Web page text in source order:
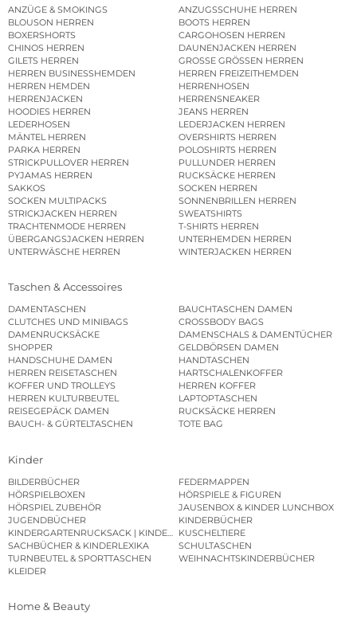
ANZÜGE & SMOKINGS
ANZUGSSCHUHE HERREN
BLOUSON HERREN
BOOTS HERREN
BOXERSHORTS
CARGOHOSEN HERREN
CHINOS HERREN
DAUNENJACKEN HERREN
GILETS HERREN
GROSSE GRÖSSEN HERREN
HERREN BUSINESSHEMDEN
HERREN FREIZEITHEMDEN
HERREN HEMDEN
HERRENHOSEN
HERRENJACKEN
HERRENSNEAKER
HOODIES HERREN
JEANS HERREN
LEDERHOSEN
LEDERJACKEN HERREN
MÄNTEL HERREN
OVERSHIRTS HERREN
PARKA HERREN
POLOSHIRTS HERREN
STRICKPULLOVER HERREN
PULLUNDER HERREN
PYJAMAS HERREN
RUCKSÄCKE HERREN
SAKKOS
SOCKEN HERREN
SOCKEN MULTIPACKS
SONNENBRILLEN HERREN
STRICKJACKEN HERREN
SWEATSHIRTS
TRACHTENMODE HERREN
T-SHIRTS HERREN
ÜBERGANGSJACKEN HERREN
UNTERHEMDEN HERREN
UNTERWÄSCHE HERREN
WINTERJACKEN HERREN
Taschen & Accessoires
DAMENTASCHEN
BAUCHTASCHEN DAMEN
CLUTCHES UND MINIBAGS
CROSSBODY BAGS
DAMENRUCKSÄCKE
DAMENSCHALS & DAMENTÜCHER
SHOPPER
GELDBÖRSEN DAMEN
HANDSCHUHE DAMEN
HANDTASCHEN
HERREN REISETASCHEN
HARTSCHALENKOFFER
KOFFER UND TROLLEYS
HERREN KOFFER
HERREN KULTURBEUTEL
LAPTOPTASCHEN
REISEGEPÄCK DAMEN
RUCKSÄCKE HERREN
BAUCH- & GÜRTELTASCHEN
TOTE BAG
Kinder
BILDERBÜCHER
FEDERMAPPEN
HÖRSPIELBOXEN
HÖRSPIELE & FIGUREN
HÖRSPIEL ZUBEHÖR
JAUSENBOX & KINDER LUNCHBOX
JUGENDBÜCHER
KINDERBÜCHER
KINDERGARTENRUCKSACK | KINDERGARTENBEUTEL
KUSCHELTIERE
SACHBÜCHER & KINDERLEXIKA
SCHULTASCHEN
TURNBEUTEL & SPORTTASCHEN
WEIHNACHTSKINDERBÜCHER
KLEIDER
Home & Beauty